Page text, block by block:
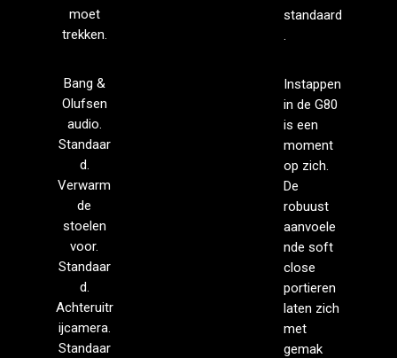
moet
trekken.
Bang &
Olufsen
audio.
Standaar
d.
Verwarm
de
stoelen
voor.
Standaar
d.
Achteruitr
ijcamera.
Standaar
standaard
Instappen
in de G80
is een
moment
op zich.
De
robuust
aanvoele
nde soft
close
portieren
laten zich
met
gemak